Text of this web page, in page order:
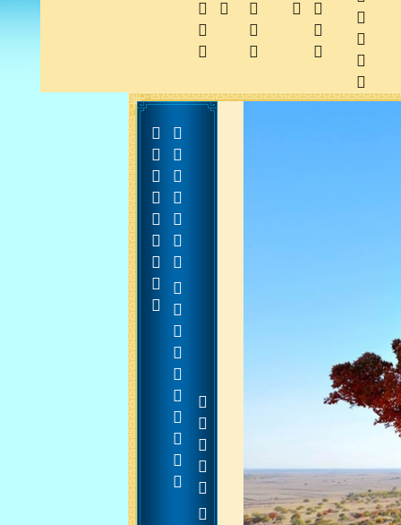


























